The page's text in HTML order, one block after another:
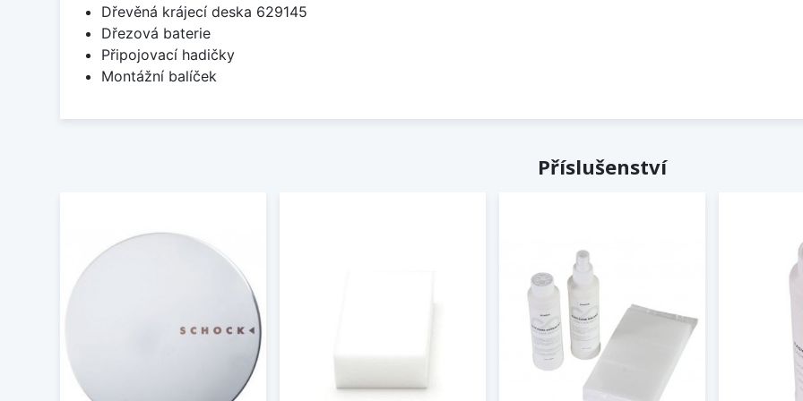
Dřevěná krájecí deska 629145
Dřezová baterie
Připojovací hadičky
Montážní balíček
Příslušenství